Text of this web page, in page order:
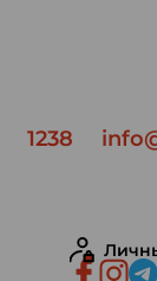
1238